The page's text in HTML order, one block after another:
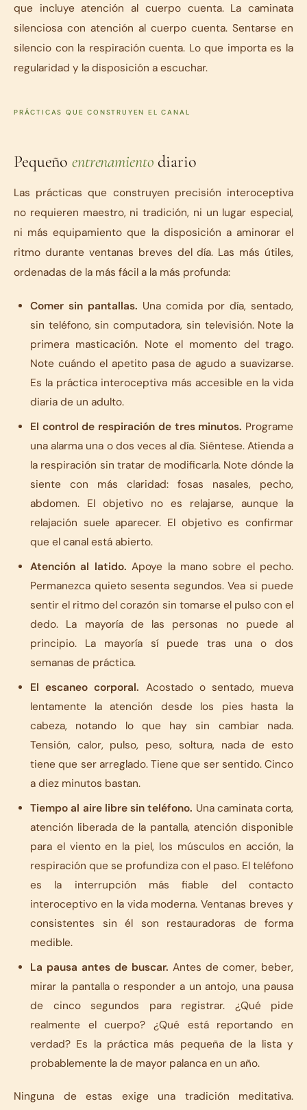
que incluye atención al cuerpo cuenta. La caminata
silenciosa con atención al cuerpo cuenta. Sentarse en
silencio con la respiración cuenta. Lo que importa es la
regularidad y la disposición a escuchar.
PRÁCTICAS QUE CONSTRUYEN EL CANAL
Pequeñoentrenamiento diario
Las prácticas que construyen precisión interoceptiva
no requieren maestro, ni tradición, ni un lugar especial,
ni más equipamiento que la disposición a aminorar el
ritmo durante ventanas breves del día. Las más útiles,
ordenadas de la más fácil a la más profunda:
Comer sin pantallas. Una comida por día, sentado,
sin teléfono, sin computadora, sin televisión. Note la
primera masticación. Note el momento del trago.
Note cuándo el apetito pasa de agudo a suavizarse.
Es la práctica interoceptiva más accesible en la vida
diaria de un adulto.
El control de respiración de tres minutos. Programe
una alarma una o dos veces al día. Siéntese. Atienda a
la respiración sin tratar de modificarla. Note dónde la
siente con más claridad: fosas nasales, pecho,
abdomen. El objetivo no es relajarse, aunque la
relajación suele aparecer. El objetivo es confirmar
que el canal está abierto.
Atención al latido. Apoye la mano sobre el pecho.
Permanezca quieto sesenta segundos. Vea si puede
sentir el ritmo del corazón sin tomarse el pulso con el
dedo. La mayoría de las personas no puede al
principio. La mayoría sí puede tras una o dos
semanas de práctica.
El escaneo corporal. Acostado o sentado, mueva
lentamente la atención desde los pies hasta la
cabeza, notando lo que hay sin cambiar nada.
Tensión, calor, pulso, peso, soltura, nada de esto
tiene que ser arreglado. Tiene que ser sentido. Cinco
a diez minutos bastan.
Tiempo al aire libre sin teléfono. Una caminata corta,
atención liberada de la pantalla, atención disponible
para el viento en la piel, los músculos en acción, la
respiración que se profundiza con el paso. El teléfono
es la interrupción más fiable del contacto
interoceptivo en la vida moderna. Ventanas breves y
consistentes sin él son restauradoras de forma
medible.
La pausa antes de buscar. Antes de comer, beber,
mirar la pantalla o responder a un antojo, una pausa
de cinco segundos para registrar. ¿Qué pide
realmente el cuerpo? ¿Qué está reportando en
verdad? Es la práctica más pequeña de la lista y
probablemente la de mayor palanca en un año.
Ninguna de estas exige una tradición meditativa.